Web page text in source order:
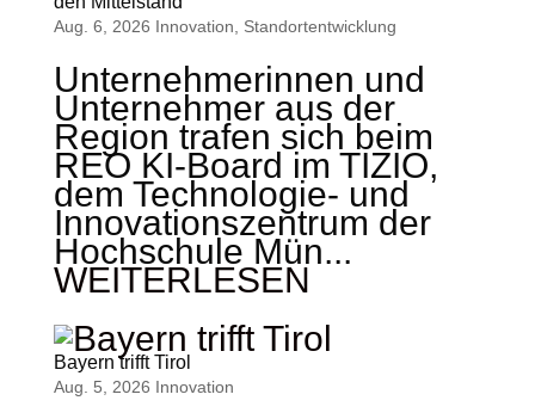
Aug. 6, 2026 Innovation Standort­entwicklung
Unternehmerinnen und
Unternehmer aus der
Region trafen sich beim
REO KI-Board im TIZIO,
dem Technologie- und
Innovationszentrum der
Hochschule Mün...
WEITERLESEN
Bayern trifft Tirol
Aug. 5, 2026 Innovation